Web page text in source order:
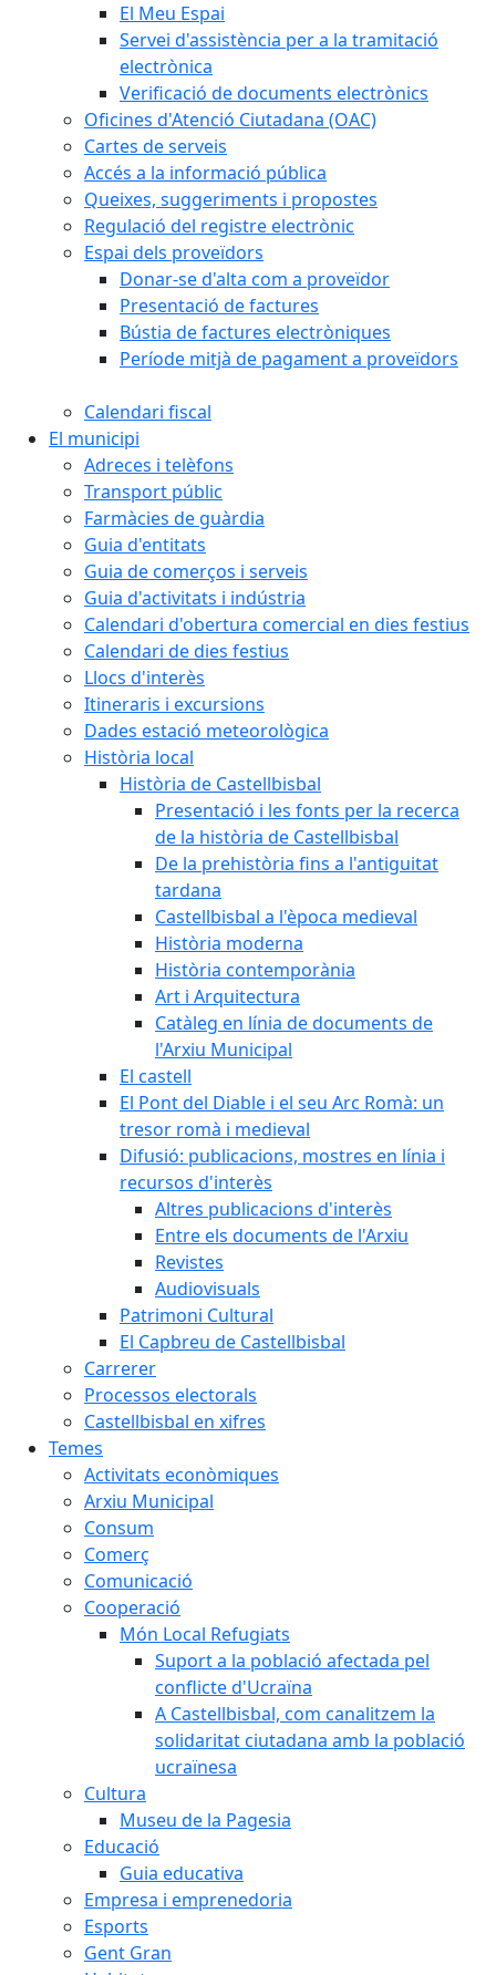
El Meu Espai
Servei d'assistència per a la tramitació
electrònica
Verificació de documents electrònics
Oficines d'Atenció Ciutadana (OAC)
Cartes de serveis
Accés a la informació pública
Queixes, suggeriments i propostes
Regulació del registre electrònic
Espai dels proveïdors
Donar-se d'alta com a proveïdor
Presentació de factures
Bústia de factures electròniques
Període mitjà de pagament a proveïdors
Calendari fiscal
El municipi
Adreces i telèfons
Transport públic
Farmàcies de guàrdia
Guia d'entitats
Guia de comerços i serveis
Guia d'activitats i indústria
Calendari d'obertura comercial en dies festius
Calendari de dies festius
Llocs d'interès
Itineraris i excursions
Dades estació meteorològica
Història local
Història de Castellbisbal
Presentació i les fonts per la recerca
de la història de Castellbisbal
De la prehistòria fins a l'antiguitat
tardana
Castellbisbal a l'època medieval
Història moderna
Història contemporània
Art i Arquitectura
Catàleg en línia de documents de
l'Arxiu Municipal
El castell
El Pont del Diable i el seu Arc Romà: un
tresor romà i medieval
Difusió: publicacions, mostres en línia i
recursos d'interès
Altres publicacions d'interès
Entre els documents de l'Arxiu
Revistes
Audiovisuals
Patrimoni Cultural
El Capbreu de Castellbisbal
Carrerer
Processos electorals
Castellbisbal en xifres
Temes
Activitats econòmiques
Arxiu Municipal
Consum
Comerç
Comunicació
Cooperació
Món Local Refugiats
Suport a la població afectada pel
conflicte d'Ucraïna
A Castellbisbal, com canalitzem la
solidaritat ciutadana amb la població
ucraïnesa
Cultura
Museu de la Pagesia
Educació
Guia educativa
Empresa i emprenedoria
Esports
Gent Gran